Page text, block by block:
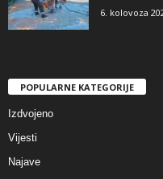
6. kolovoza
POPULARNE KATEGORIJE
Izdvojeno
Vijesti
Najave